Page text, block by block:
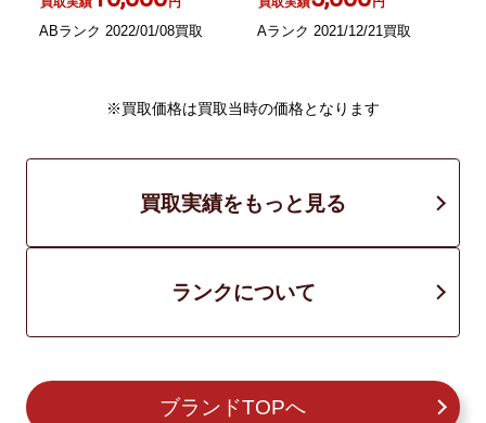
ABランク 2022/01/08買取 Aランク 2021/12/21買取
※買取価格は買取当時の価格となります
買取実績をもっと見る
ランクについて
ブランドTOPへ